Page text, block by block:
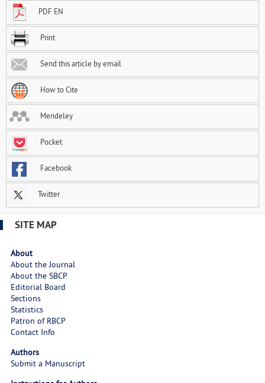
PDF EN
Print
Send this article by email
How to Cite
Mendeley
Pocket
Facebook
Twitter
SITE MAP
About
About the Journal
About the SBCP
Editorial Board
Sections
Statistics
Patron of RBCP
Contact Info
Authors
Submit a Manuscript